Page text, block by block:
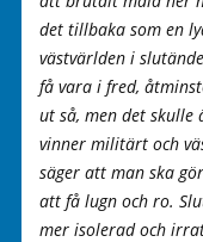
det tillbaka som en
västvärlden i
få vara i fred,
ut så, men det skulle
vinner militärt och
säger att man ska
att få lugn och ro.
mer isolerad och